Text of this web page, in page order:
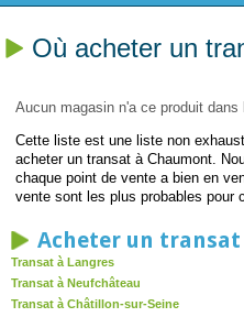
Où acheter un
Aucun magasin n'a ce produit dans
Cette liste est une liste non
acheter un transat à Chaumont.
chaque point de vente a bien en
vente sont les plus probables pour
Acheter un
Transat à Langres
Transat à Neufchâteau
Transat à Châtillon-sur-Seine